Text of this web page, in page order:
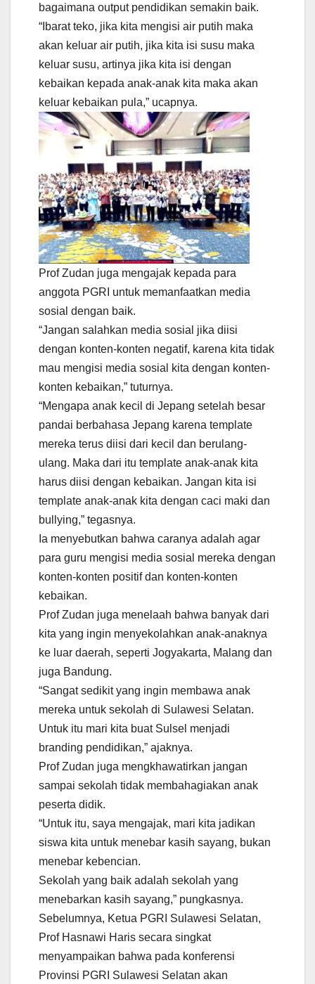
bagaimana output pendidikan semakin baik.
“Ibarat teko, jika kita mengisi air putih maka
akan keluar air putih, jika kita isi susu maka
keluar susu, artinya jika kita isi dengan
kebaikan kepada anak-anak kita maka akan
keluar kebaikan pula,” ucapnya.
Prof Zudan juga mengajak kepada para
anggota PGRI untuk memanfaatkan media
sosial dengan baik.
“Jangan salahkan media sosial jika diisi
dengan konten-konten negatif, karena kita tidak
mau mengisi media sosial kita dengan konten-
konten kebaikan,” tuturnya.
“Mengapa anak kecil di Jepang setelah besar
pandai berbahasa Jepang karena template
mereka terus diisi dari kecil dan berulang-
ulang. Maka dari itu template anak-anak kita
harus diisi dengan kebaikan. Jangan kita isi
template anak-anak kita dengan caci maki dan
bullying,” tegasnya.
Ia menyebutkan bahwa caranya adalah agar
para guru mengisi media sosial mereka dengan
konten-konten positif dan konten-konten
kebaikan.
Prof Zudan juga menelaah bahwa banyak dari
kita yang ingin menyekolahkan anak-anaknya
ke luar daerah, seperti Jogyakarta, Malang dan
juga Bandung.
“Sangat sedikit yang ingin membawa anak
mereka untuk sekolah di Sulawesi Selatan.
Untuk itu mari kita buat Sulsel menjadi
branding pendidikan,” ajaknya.
Prof Zudan juga mengkhawatirkan jangan
sampai sekolah tidak membahagiakan anak
peserta didik.
“Untuk itu, saya mengajak, mari kita jadikan
siswa kita untuk menebar kasih sayang, bukan
menebar kebencian.
Sekolah yang baik adalah sekolah yang
menebarkan kasih sayang,” pungkasnya.
Sebelumnya, Ketua PGRI Sulawesi Selatan,
Prof Hasnawi Haris secara singkat
menyampaikan bahwa pada konferensi
Provinsi PGRI Sulawesi Selatan akan